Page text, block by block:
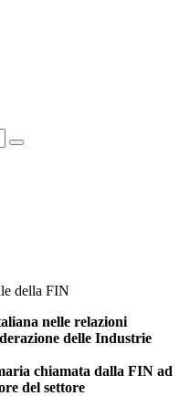
della FIN
nelle relazioni
delle Industrie
chiamata dalla FIN ad
del settore